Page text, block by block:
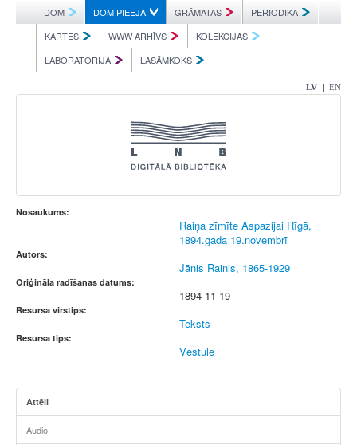
DOM DOM PIEEJA GRĀMATAS
PERIODIKA
KARTES
WWW ARHĪVS
KOLEKCIJAS
LABORATORIJA
LASĀMKOKS
LV | EN
Nosaukums:
Raiņa zīmīte Aspazijai Rīgā,
1894.gada 19.novembrī
Autors:
Jānis Rainis, 1865-1929
Oriģināla radīšanas datums:
1894-11-19
Resursa virstips:
Teksts
Resursa tips:
Vēstule
Attēli
Audio